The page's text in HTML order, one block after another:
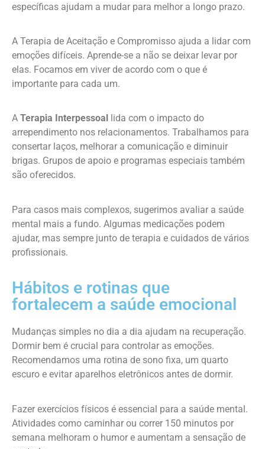
específicas ajudam a mudar para melhor a longo prazo.
A Terapia de Aceitação e Compromisso ajuda a lidar com
emoções difíceis. Aprende-se a não se deixar levar por
elas. Focamos em viver de acordo com o que é
importante para cada um.
A Terapia Interpessoal
lida com o impacto do
arrependimento nos relacionamentos. Trabalhamos para
consertar laços, melhorar a comunicação e diminuir
brigas. Grupos de apoio e programas especiais também
são oferecidos.
Para casos mais complexos, sugerimos avaliar a saúde
mental mais a fundo. Algumas medicações podem
ajudar, mas sempre junto de terapia e cuidados de vários
profissionais.
Hábitos e rotinas que
fortalecem a saúde emocional
Mudanças simples no dia a dia ajudam na recuperação.
Dormir bem é crucial para controlar as emoções.
Recomendamos uma rotina de sono fixa, um quarto
escuro e evitar aparelhos eletrônicos antes de dormir.
Fazer exercícios físicos é essencial para a saúde mental.
Atividades como caminhar ou correr 150 minutos por
semana melhoram o humor e aumentam a sensação de